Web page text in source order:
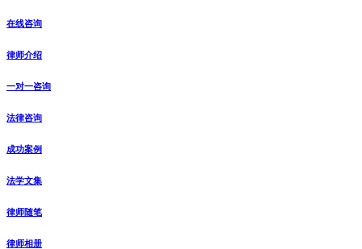
在线咨询
律师介绍
一对一咨询
法律咨询
成功案例
法学文集
律师随笔
律师相册